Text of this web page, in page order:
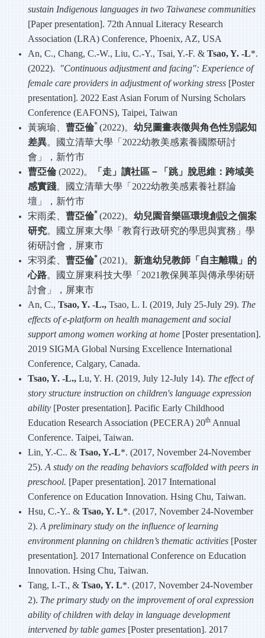
sustain Indigenous languages in two Taiwanese communities
[Paper presentation]. 72th Annual Literacy Research
Association (LRA) Conference, Phoenix, AZ, USA
An, C., Chang, C.-W., Liu, C.-Y., Tsai, Y.-F. & Tsao, Y. -L*.
(2022).
"Continuous adjustment and facing": Experience of
female care providers in adjustment of working stress [Poster
presentation]. 2022 East Asian Forum of Nursing Scholars
Conference (EAFONS), Taipei, Taiwan
黃琬瑜、 曹亞倫* (2022)。 幼兒圖畫表徵與角色性別認知
差異。國立清華大學「 2022幼教美感素養國際研討
會」，新竹市
曹亞倫(2022)。
「走」讀社區－「跳」脫思維：跨域美
感實踐。國立清華大學「 2022幼教美感素養社群論
壇」，新竹市
宋雨柔、 曹亞倫* (2022)。 幼兒園音樂區環境創設之個案
研究。國立屏東大學「教育行政研究的學思與實務」學
術研討會，屏東市
宋羽柔、 曹亞倫* (2021)。 新進幼兒教師「自主離職」的
心路。國立屏東科技大學「 2021教保興革與傳承學術研
討會」，屏東市
An, C., Tsao, Y. -L., Tsao, L. I. (2019, July 25-July 29). The
effects of e-platform on health management and social
support among women working at home [Poster presentation].
2019 SIGMA Global Nursing Excellence International
Conference, Calgary, Canada.
Tsao, Y. -L., Lu, Y. H. (2019, July 12-July 14). The effect of
story structure instruction on children's language expression
ability [Poster presentation]. Pacific Early Childhood
Education Research Association (PECERA) 20th Annual
Conference. Taipei, Taiwan.
Lin, Y.-C.. & Tsao, Y.-L*. (2017, November 24-November
25). A study on the reading behaviors scaffolded with peers in
preschool. [Paper presentation]. 2017 International
Conference on Education Innovation. Hsing Chu, Taiwan.
Hsu, C.-Y.. & Tsao, Y. L*. (2017, November 24-November
2). A preliminary study on the influence of learning
environment planning on children’s thematic activities [Poster
presentation]. 2017 International Conference on Education
Innovation. Hsing Chu, Taiwan.
Tang, I.-T., & Tsao, Y. L*. (2017, November 24-November
2). The primary study on the improvement of oral expression
ability of children with delay in language development
intervened by table games [Poster presentation]. 2017